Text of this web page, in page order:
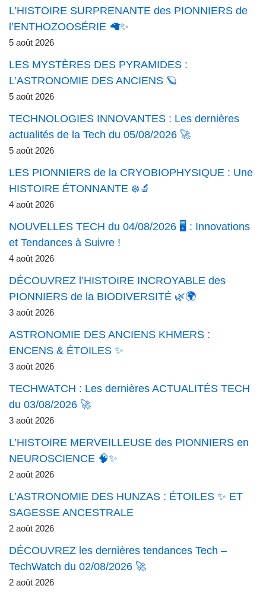
L’HISTOIRE SURPRENANTE des PIONNIERS de
l’ENTHOZOOSÉRIE 🦙✨
5 août 2026
LES MYSTÈRES DES PYRAMIDES :
L’ASTRONOMIE DES ANCIENS 🪐
5 août 2026
TECHNOLOGIES INNOVANTES : Les dernières
actualités de la Tech du 05/08/2026 🚀
5 août 2026
LES PIONNIERS de la CRYOBIOPHYSIQUE : Une
HISTOIRE ÉTONNANTE ❄️🔬
4 août 2026
NOUVELLES TECH du 04/08/2026 🖥️ : Innovations
et Tendances à Suivre !
4 août 2026
DÉCOUVREZ l’HISTOIRE INCROYABLE des
PIONNIERS de la BIODIVERSITÉ 🌿🌍
3 août 2026
ASTRONOMIE DES ANCIENS KHMERS :
ENCENS & ÉTOILES ✨
3 août 2026
TECHWATCH : Les dernières ACTUALITÉS TECH
du 03/08/2026 🚀
3 août 2026
L’HISTOIRE MERVEILLEUSE des PIONNIERS en
NEUROSCIENCE 🧠✨
2 août 2026
L’ASTRONOMIE DES HUNZAS : ÉTOILES ✨ ET
SAGESSE ANCESTRALE
2 août 2026
DÉCOUVREZ les dernières tendances Tech –
TechWatch du 02/08/2026 🚀
2 août 2026